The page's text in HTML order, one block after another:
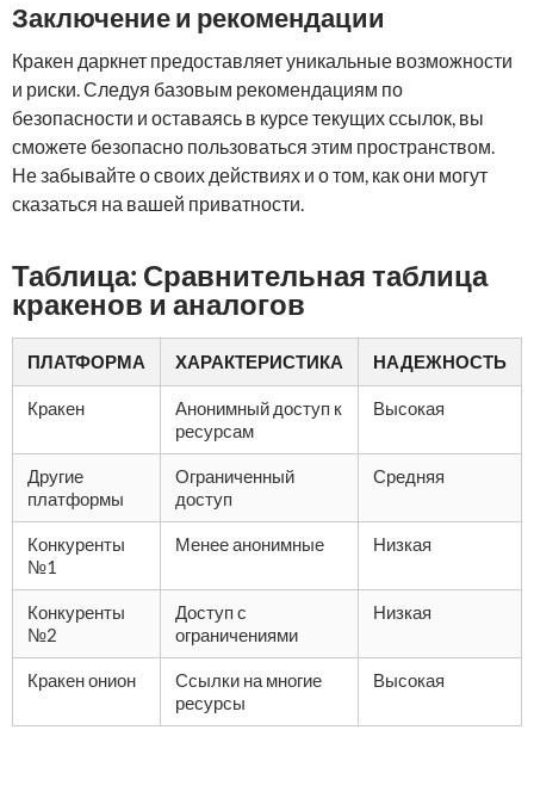
Заключение и рекомендации
Кракен даркнет предоставляет уникальные возможности
и риски. Следуя базовым рекомендациям по
безопасности и оставаясь в курсе текущих ссылок, вы
сможете безопасно пользоваться этим пространством.
Не забывайте о своих действиях и о том, как они могут
сказаться на вашей приватности.
Таблица: Сравнительная таблица
кракенов и аналогов
ПЛАТФОРМА ХАРАКТЕРИСТИКА НАДЕЖНОСТЬ
Кракен
Анонимный доступ к
ресурсам
Высокая
Другие
платформы
Ограниченный
доступ
Средняя
Конкуренты
№1
Менее анонимные Низкая
Конкуренты
№2
Доступ с
ограничениями
Низкая
Кракен онион
Ссылки на многие
ресурсы
Высокая